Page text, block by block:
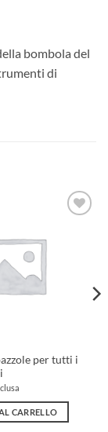
bombola del
di
per tutti i
CARRELLO